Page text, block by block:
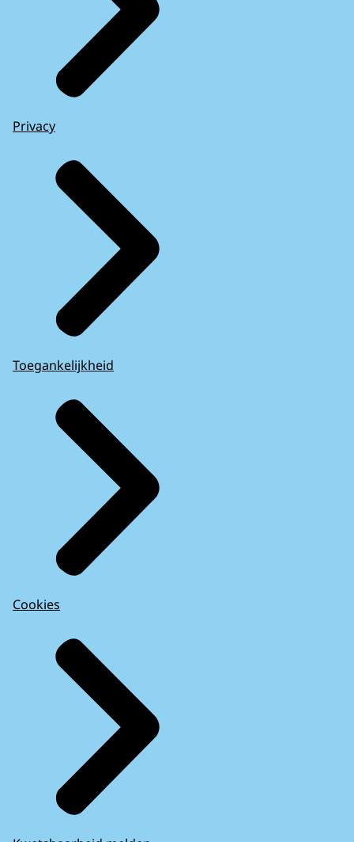
Privacy
Toegankelijkheid
Cookies